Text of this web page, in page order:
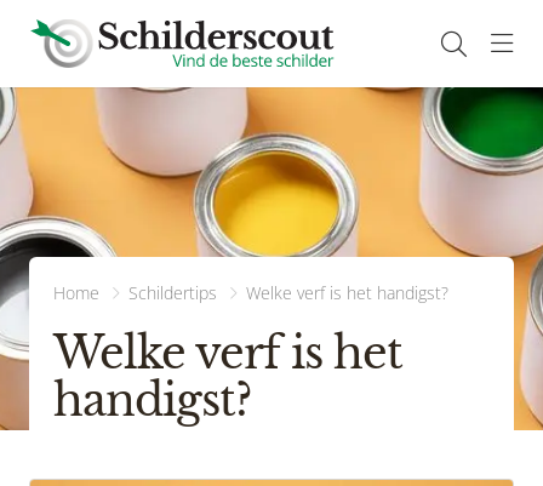
Home Schildertips Welke verf is het handigst?
Welke verf is het
handigst?